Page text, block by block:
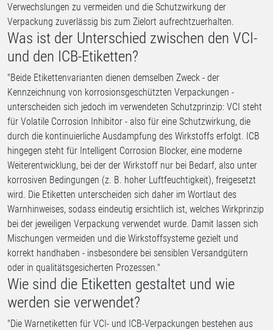
Verwechslungen zu vermeiden und die Schutzwirkung der
Verpackung zuverlässig bis zum Zielort aufrechtzuerhalten.
Was ist der Unterschied zwischen den VCI-
und den ICB-Etiketten?
"Beide Etikettenvarianten dienen demselben Zweck - der
Kennzeichnung von korrosionsgeschützten Verpackungen -
unterscheiden sich jedoch im verwendeten Schutzprinzip: VCI steht
für Volatile Corrosion Inhibitor - also für eine Schutzwirkung, die
durch die kontinuierliche Ausdampfung des Wirkstoffs erfolgt. ICB
hingegen steht für Intelligent Corrosion Blocker, eine moderne
Weiterentwicklung, bei der der Wirkstoff nur bei Bedarf, also unter
korrosiven Bedingungen (z. B. hoher Luftfeuchtigkeit), freigesetzt
wird. Die Etiketten unterscheiden sich daher im Wortlaut des
Warnhinweises, sodass eindeutig ersichtlich ist, welches Wirkprinzip
bei der jeweiligen Verpackung verwendet wurde. Damit lassen sich
Mischungen vermeiden und die Wirkstoffsysteme gezielt und
korrekt handhaben - insbesondere bei sensiblen Versandgütern
oder in qualitätsgesicherten Prozessen."
Wie sind die Etiketten gestaltet und wie
werden sie verwendet?
"Die Warnetiketten für VCI- und ICB-Verpackungen bestehen aus